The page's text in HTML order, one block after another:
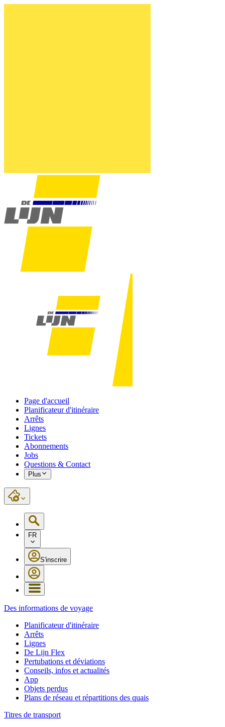
Page d'accueil
Planificateur d'itinéraire
Arrêts
Lignes
Tickets
Abonnements
Jobs
Questions & Contact
Plus
FR
S'inscrire
Des informations de voyage
Planificateur d'itinéraire
Arrêts
Lignes
De Lijn Flex
Pertubations et déviations
Conseils, infos et actualités
App
Objets perdus
Plans de réseau et répartitions des quais
Titres de transport